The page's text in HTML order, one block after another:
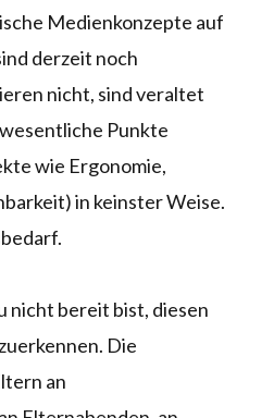
Medienkonzepte auf
derzeit noch
nicht, sind veraltet
Punkte
wie Ergonomie,
in keinster Weise.
nicht bereit bist, diesen
Die
an